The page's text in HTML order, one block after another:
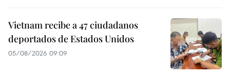
Vietnam recibe a 47 ciudadanos
deportados de Estados Unidos
05/08/2026 09:09